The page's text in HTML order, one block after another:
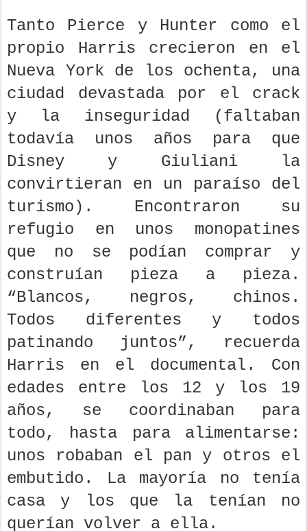
Tanto Pierce y Hunter como el
propio Harris crecieron en el
Nueva York de los ochenta, una
ciudad devastada por el crack
y la inseguridad (faltaban
todavía unos años para que
Disney y Giuliani la
convirtieran en un paraíso del
turismo). Encontraron su
refugio en unos monopatines
que no se podían comprar y
construían pieza a pieza.
“Blancos, negros, chinos.
Todos diferentes y todos
patinando juntos”, recuerda
Harris en el documental. Con
edades entre los 12 y los 19
años, se coordinaban para
todo, hasta para alimentarse:
unos robaban el pan y otros el
embutido. La mayoría no tenía
casa y los que la tenían no